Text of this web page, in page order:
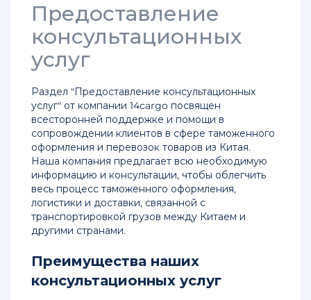
Предоставление
консультационных
услуг
Раздел "Предоставление консультационных
услуг" от компании 14cargo посвящен
всесторонней поддержке и помощи в
сопровождении клиентов в сфере таможенного
оформления и перевозок товаров из Китая.
Наша компания предлагает всю необходимую
информацию и консультации, чтобы облегчить
весь процесс таможенного оформления,
логистики и доставки, связанной с
транспортировкой грузов между Китаем и
другими странами.
Преимущества наших
консультационных услуг